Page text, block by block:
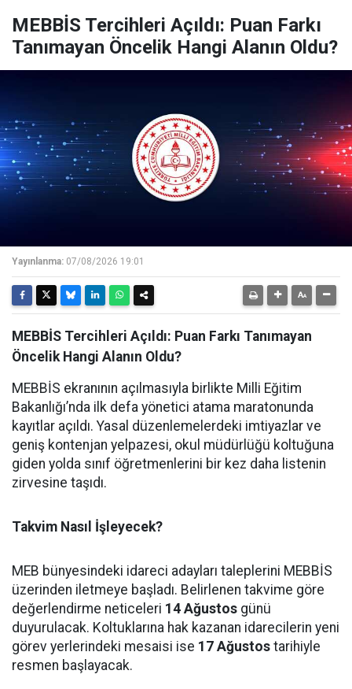
MEBBİS Tercihleri Açıldı: Puan Farkı
Tanımayan Öncelik Hangi Alanın Oldu?
Yayınlanma: 07/08/2026 19:01
MEBBİS Tercihleri Açıldı: Puan Farkı Tanımayan
Öncelik Hangi Alanın Oldu?
MEBBİS ekranının açılmasıyla birlikte Milli Eğitim
Bakanlığı’nda ilk defa yönetici atama maratonunda
kayıtlar açıldı. Yasal düzenlemelerdeki imtiyazlar ve
geniş kontenjan yelpazesi, okul müdürlüğü koltuğuna
giden yolda sınıf öğretmenlerini bir kez daha listenin
zirvesine taşıdı.
Takvim Nasıl İşleyecek?
MEB bünyesindeki idareci adayları taleplerini MEBBİS
üzerinden iletmeye başladı. Belirlenen takvime göre
değerlendirme neticeleri 14 Ağustos günü
duyurulacak. Koltuklarına hak kazanan idarecilerin yeni
görev yerlerindeki mesaisi ise 17 Ağustos tarihiyle
resmen başlayacak.